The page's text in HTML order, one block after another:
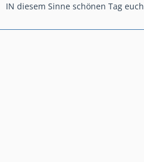
IN diesem Sinne schönen Tag euch